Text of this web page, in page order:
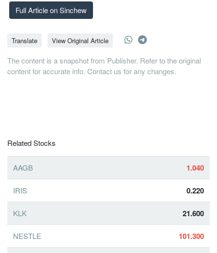
Full Article on Sinchew
Translate View Original Article
The content is a snapshot from Publisher. Refer to the original
content for accurate info. Contact us for any changes.
Related Stocks
AAGB 1.040
IRIS 0.220
KLK 21.600
NESTLE 101.300